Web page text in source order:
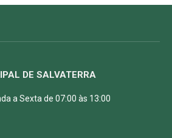
DE SALVATERRA
a Sexta de 07:00 às 13:00